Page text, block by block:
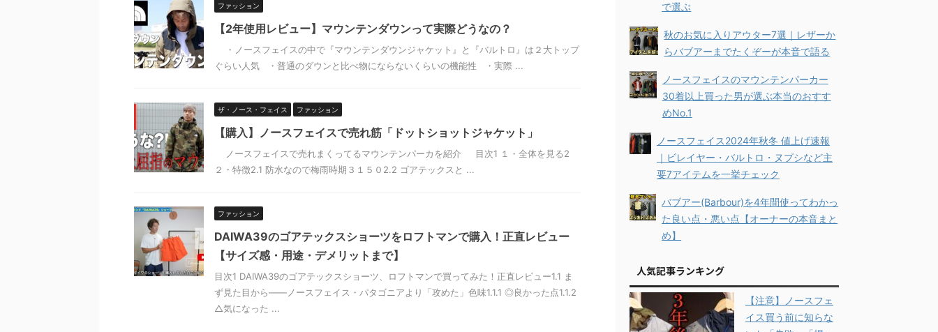
ファッション
【2年使用レビュー】マウンテンダウンって実際どうなの？
・ノースフェイスの中で『マウンテンダウンジャケット』と『バルトロ』は２大トップ
ぐらい人気 ・普通のダウンと比べ物にならないくらいの機能性 ・実際 ...
ザ・ノース・フェイス ファッション
【購入】ノースフェイスで売れ筋「ドットショットジャケット」
ノースフェイスで売れまくってるマウンテンパーカを紹介 目次1 １・全体を見る2
２・特徴2.1 防水なので梅雨時期３１５０2.2 ゴアテックスと ...
ファッション
DAIWA39のゴアテックスショーツをロフトマンで購入！正直レビュー
【サイズ感・用途・デメリットまで】
目次1 DAIWA39のゴアテックスショーツ、ロフトマンで買ってみた！正直レビュー1.1 ま
ず見た目から——ノースフェイス・パタゴニアより「攻めた」色味1.1.1 ◎良かった点1.1.2
△気になった ...
で選ぶ
秋のお気に入りアウター7選｜レザーか
らバブアーまでたくぞーが本音で語る
ノースフェイスのマウンテンパーカー
30着以上買った男が選ぶ本当のおすす
めNo.1
ノースフェイス2024年秋冬 値上げ速報
｜ビレイヤー・バルトロ・ヌプシなど主
要7アイテムを一挙チェック
バブアー(Barbour)を4年間使ってわかっ
た良い点・悪い点【オーナーの本音まと
め】
人気記事ランキング
【注意】ノースフェ
イス買う前に知らな